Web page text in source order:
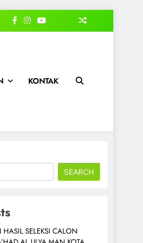
KONTAK
SEARCH
SELEKSI CALON